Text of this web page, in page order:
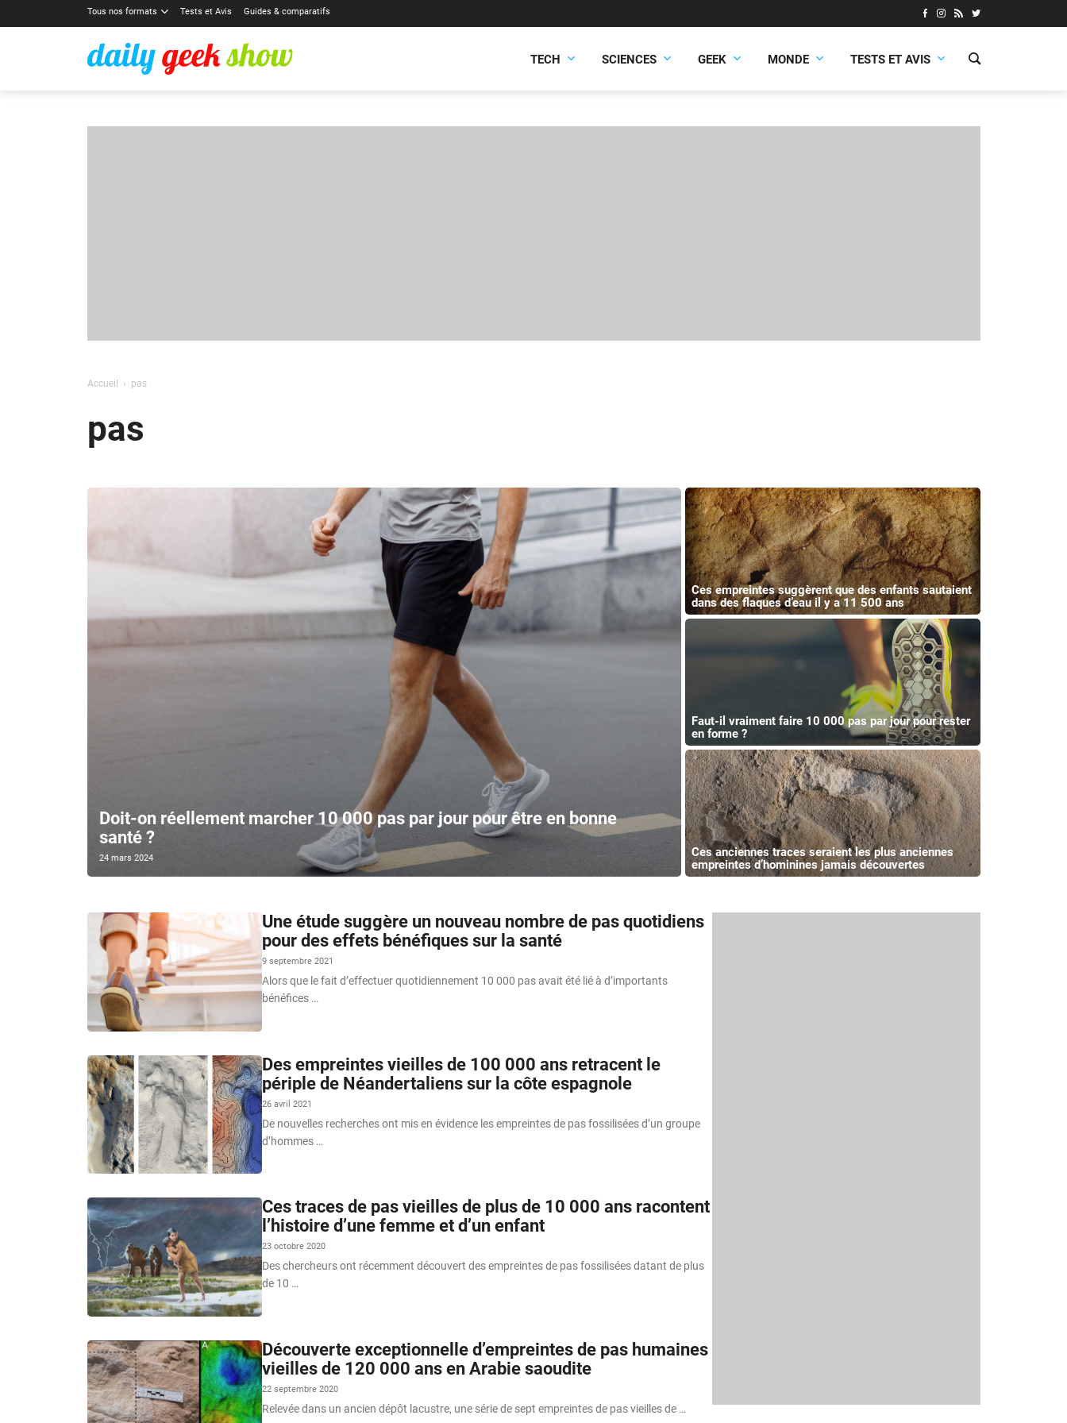
Tous nos formats Tests et Avis Guides & comparatifs
TECH SCIENCES GEEK MONDE TESTS ET AVIS
Accueil pas
pas
Doit-on réellement marcher 10 000 pas par jour pour être en bonne
santé ?
24 mars 2024
Ces empreintes suggèrent que des enfants sautaient
dans des flaques d’eau il y a 11 500 ans
Faut-il vraiment faire 10 000 pas par jour pour rester
en forme ?
Ces anciennes traces seraient les plus anciennes
empreintes d’hominines jamais découvertes
Une étude suggère un nouveau nombre de pas quotidiens
pour des effets bénéfiques sur la santé
9 septembre 2021
Alors que le fait d’effectuer quotidiennement 10 000 pas avait été lié à d’importants
bénéfices …
Des empreintes vieilles de 100 000 ans retracent le
périple de Néandertaliens sur la côte espagnole
26 avril 2021
De nouvelles recherches ont mis en évidence les empreintes de pas fossilisées d’un groupe
d’hommes …
Ces traces de pas vieilles de plus de 10 000 ans racontent
l’histoire d’une femme et d’un enfant
23 octobre 2020
Des chercheurs ont récemment découvert des empreintes de pas fossilisées datant de plus
de 10 …
Découverte exceptionnelle d’empreintes de pas humaines
vieilles de 120 000 ans en Arabie saoudite
22 septembre 2020
Relevée dans un ancien dépôt lacustre, une série de sept empreintes de pas vieilles de …